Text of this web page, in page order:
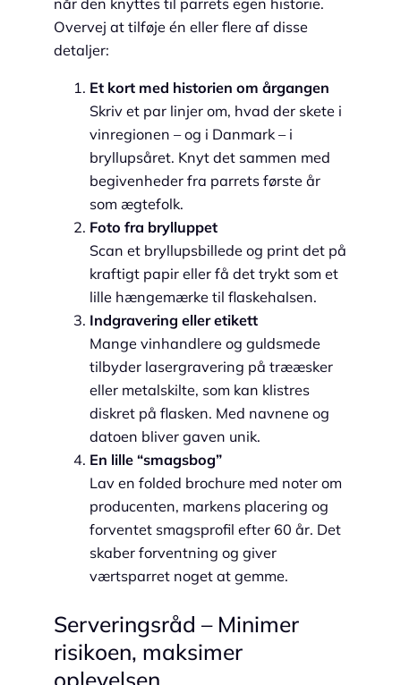
Overvej at tilføje én eller flere af disse
detaljer:
Et kort med historien om årgangen
Skriv et par linjer om, hvad der skete i
vinregionen – og i Danmark – i
bryllupsåret. Knyt det sammen med
begivenheder fra parrets første år
som ægtefolk.
Foto fra brylluppet
Scan et bryllupsbillede og print det på
kraftigt papir eller få det trykt som et
lille hængemærke til flaskehalsen.
Indgravering eller etikett
Mange vinhandlere og guldsmede
tilbyder lasergravering på trææsker
eller metalskilte, som kan klistres
diskret på flasken. Med navnene og
datoen bliver gaven unik.
En lille “smagsbog”
Lav en folded brochure med noter om
producenten, markens placering og
forventet smagsprofil efter 60 år. Det
skaber forventning og giver
værtsparret noget at gemme.
Serveringsråd – Minimer
risikoen, maksimer
oplevelsen